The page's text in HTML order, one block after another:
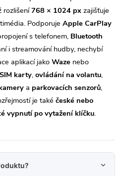
rozlišení768 × 1024 px zajišťuje
Podporuje Apple CarPlay
s telefonem, Bluetooth
i streamování hudby, nechybí
aplikací jako Waze nebo
SIM karty, ovládání na volantu,
a parkovacích senzorů,
je také české nebo
vypnutí po vytažení klíčku.